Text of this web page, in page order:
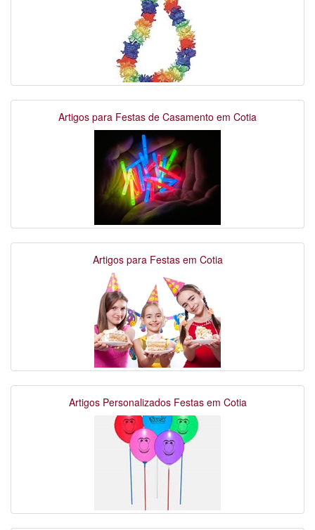
Artigos para Festas de Casamento em Cotia
Artigos para Festas em Cotia
Artigos Personalizados Festas em Cotia